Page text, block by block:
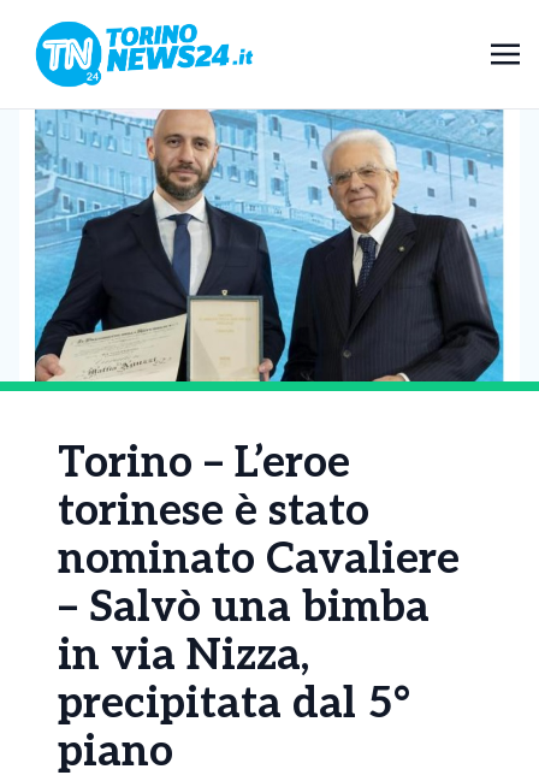
Torino – L’eroe
torinese è stato
nominato Cavaliere
– Salvò una bimba
in via Nizza,
precipitata dal 5°
piano